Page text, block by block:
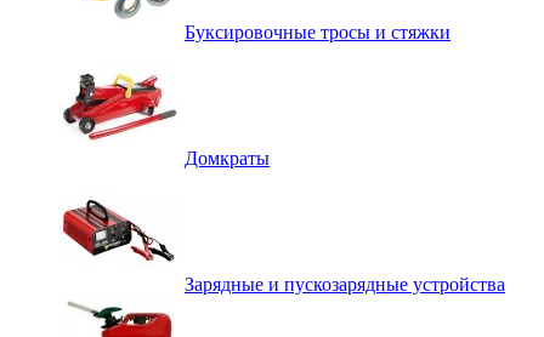
Буксировочные тросы и стяжки
Домкраты
Зарядные и пускозарядные устройства